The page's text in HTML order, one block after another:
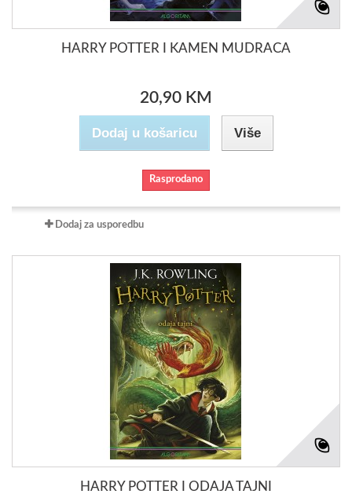
HARRY POTTER I KAMEN MUDRACA
20,90 KM
Dodaj u košaricu Više
Rasprodano
Dodaj za usporedbu
HARRY POTTER I ODAJA TAJNI